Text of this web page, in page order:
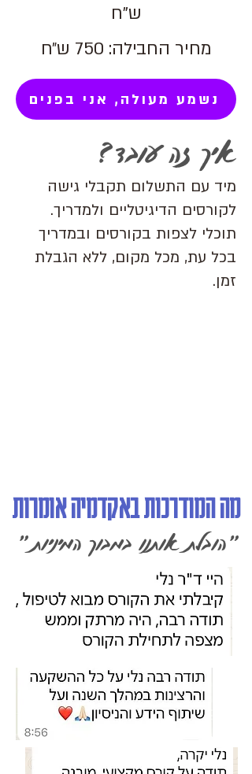
ש"ח
מחיר החבילה: 750 ש״ח
נשמע מעולה, אני בפנים
איך זה עובד?
מיד עם התשלום תקבלי גישה
לקורסים הדיגיטליים ולמדריך.
תוכלי לצפות בקורסים ובמדריך
בכל עת, מכל מקום, ללא הגבלת
זמן.
מה המודרכות באקדמיה אומרות
"הובלת אותנו במבוך המיניות "